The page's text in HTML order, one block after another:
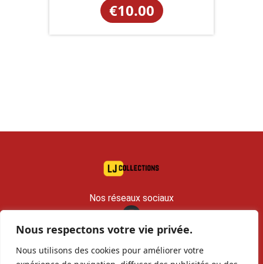
Nous respectons votre vie privée.
Nous utilisons des cookies pour améliorer votre
€10.00
Nos réseaux sociaux
contact@lj-collections.com
RCS 979 374 147 Romans